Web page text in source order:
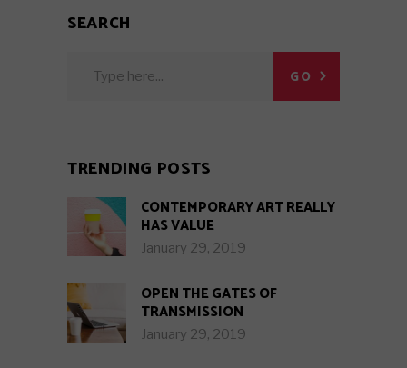
SEARCH
GO
TRENDING POSTS
CONTEMPORARY ART REALLY
HAS VALUE
January 29, 2019
OPEN THE GATES OF
TRANSMISSION
January 29, 2019